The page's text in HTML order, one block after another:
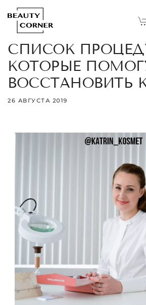
СПИСОК
КОТОРЫЕ
ВОССТАНОВИТЬ
26 АВГУСТА 2019